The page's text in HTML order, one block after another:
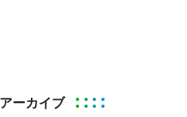
アーカイブ